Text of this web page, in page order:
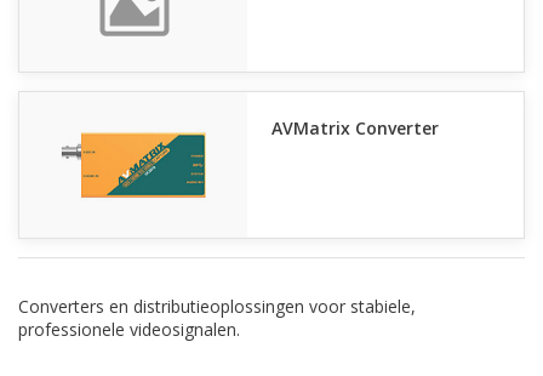
AVMatrix Converter
Converters en distributieoplossingen voor stabiele,
professionele videosignalen.